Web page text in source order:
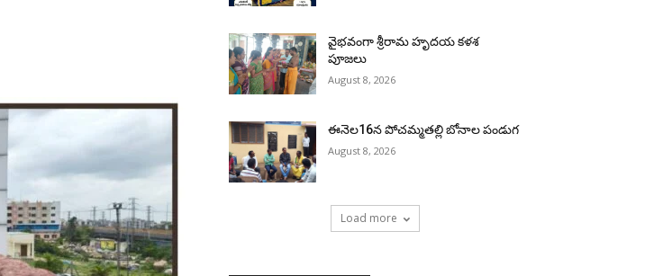
వైభవంగా శ్రీరామ హృదయ కళశ
పూజలు
August 8, 2026
ఈనెల16న పోచమ్మతల్లి బోనాల పండుగ
August 8, 2026
Load more